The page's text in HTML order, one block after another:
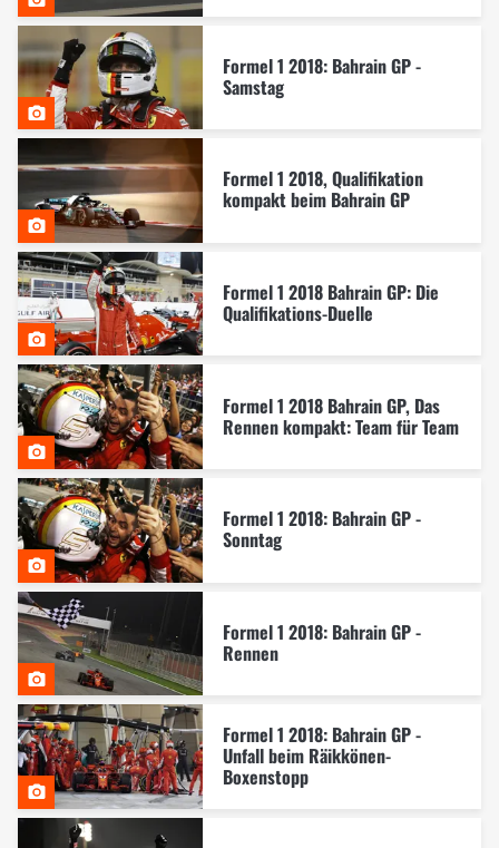
Formel 1 2018: Bahrain GP -
Samstag
Formel 1 2018, Qualifikation
kompakt beim Bahrain GP
Formel 1 2018 Bahrain GP: Die
Qualifikations-Duelle
Formel 1 2018 Bahrain GP, Das
Rennen kompakt: Team für Team
Formel 1 2018: Bahrain GP -
Sonntag
Formel 1 2018: Bahrain GP -
Rennen
Formel 1 2018: Bahrain GP -
Unfall beim Räikkönen-
Boxenstopp